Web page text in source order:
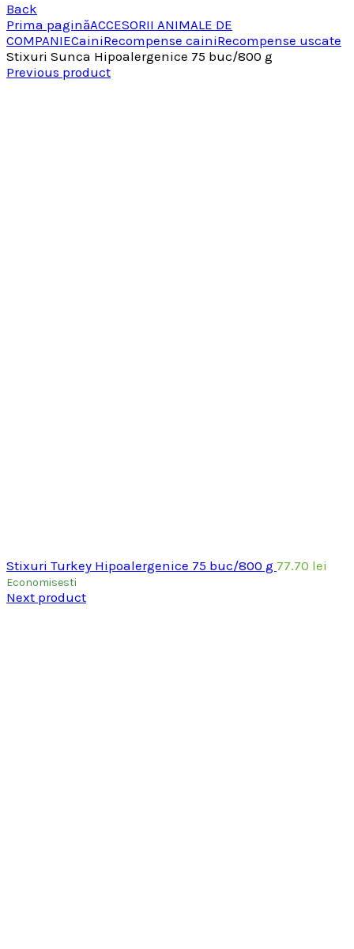
Back
Prima paginăACCESORII ANIMALE DE
COMPANIECainiRecompense cainiRecompense uscate
Stixuri Sunca Hipoalergenice 75 buc/800 g
Previous product
Stixuri Turkey Hipoalergenice 75 buc/800 g 77.70 lei
Economisesti
Next product